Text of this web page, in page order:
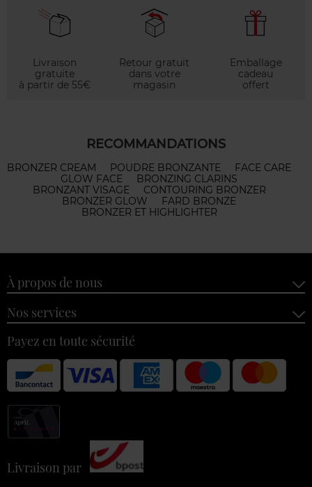
Livraison
gratuite
à partir de 55€
Retour gratuit
dans votre
magasin
Emballage
cadeau
offert
RECOMMANDATIONS
BRONZER CREAM POUDRE BRONZANTE
FACE CARE
GLOW FACE
BRONZING CLARINS
BRONZANT VISAGE
CONTOURING BRONZER
BRONZER GLOW
FARD BRONZE
BRONZER ET HIGHLIGHTER
À propos de nous
Nos services
Payez en toute sécurité
Livraison par